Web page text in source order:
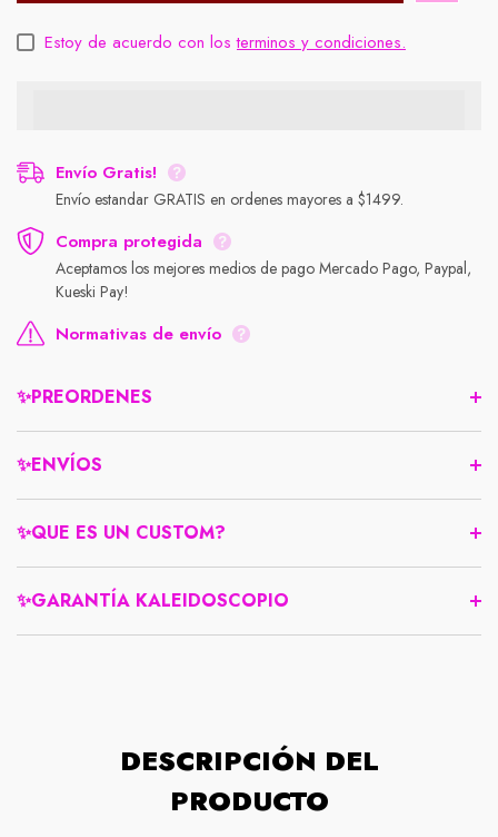
Estoy de acuerdo con losterminos y condiciones.
Envío Gratis!
Envío estandar GRATIS en ordenes mayores a $1499.
Compra protegida
Aceptamos los mejores medios de pago Mercado Pago, Paypal,
Kueski Pay!
Normativas de envío
✨PREORDENES
✨ENVÍOS
✨QUE ES UN CUSTOM?
✨GARANTÍA KALEIDOSCOPIO
DESCRIPCIÓN DEL
PRODUCTO